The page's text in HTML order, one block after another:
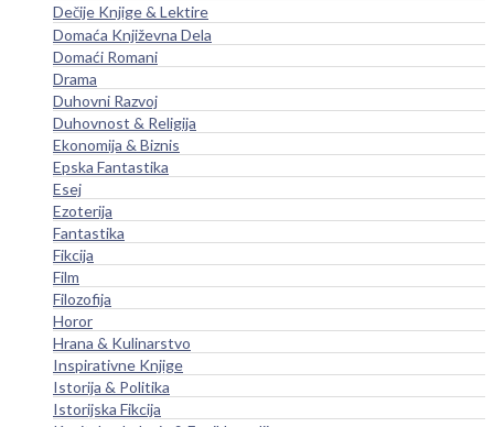
Dečije Knjige & Lektire
Domaća Književna Dela
Domaći Romani
Drama
Duhovni Razvoj
Duhovnost & Religija
Ekonomija & Biznis
Epska Fantastika
Esej
Ezoterija
Fantastika
Fikcija
Film
Filozofija
Horor
Hrana & Kulinarstvo
Inspirativne Knjige
Istorija & Politika
Istorijska Fikcija